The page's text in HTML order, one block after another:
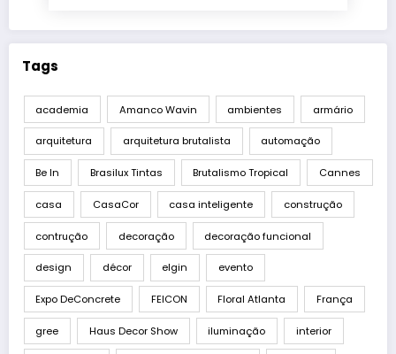
Tags
academia Amanco Wavin ambientes armário
arquitetura arquitetura brutalista automação
Be In Brasilux Tintas Brutalismo Tropical Cannes
casa CasaCor casa inteligente construção
contrução decoração decoração funcional
design décor elgin evento
Expo DeConcrete FEICON Floral Atlanta França
gree Haus Decor Show iluminação interior